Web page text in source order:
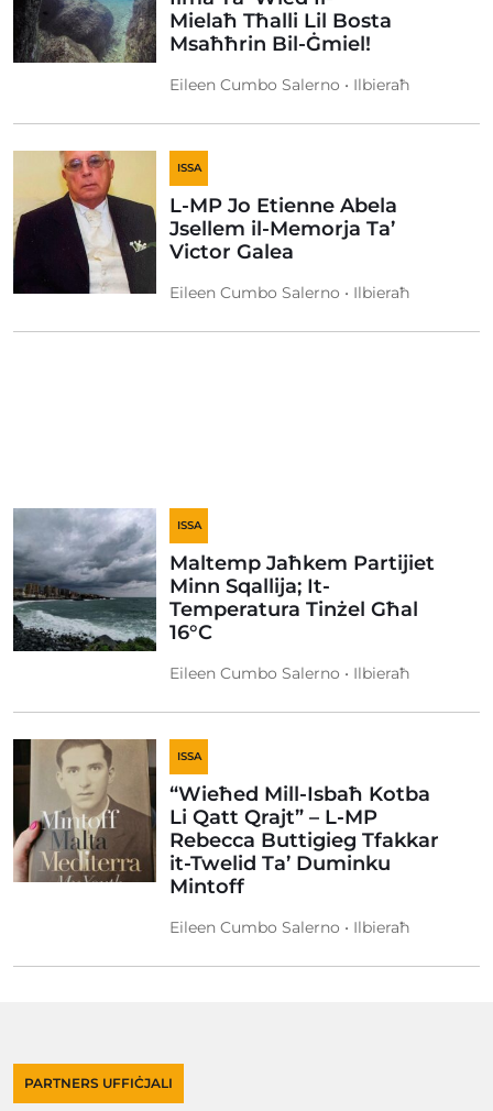
Mielaħ Tħalli Lil Bosta
Msaħħrin Bil-Ġmiel!
Eileen Cumbo Salerno • Ilbieraħ
ISSA
L-MP Jo Etienne Abela
Jsellem il-Memorja Ta’
Victor Galea
Eileen Cumbo Salerno • Ilbieraħ
ISSA
Maltemp Jaħkem Partijiet
Minn Sqallija; It-
Temperatura Tinżel Għal
16°C
Eileen Cumbo Salerno • Ilbieraħ
ISSA
“Wieħed Mill-Isbaħ Kotba
Li Qatt Qrajt” – L-MP
Rebecca Buttigieg Tfakkar
it-Twelid Ta’ Duminku
Mintoff
Eileen Cumbo Salerno • Ilbieraħ
PARTNERS UFFIĊJALI